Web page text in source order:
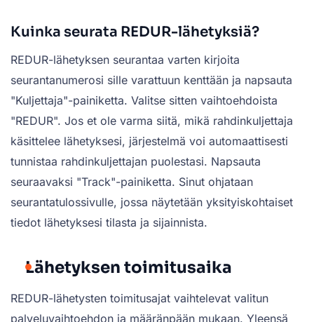
Kuinka seurata REDUR-lähetyksiä?
REDUR-lähetyksen seurantaa varten kirjoita
seurantanumerosi sille varattuun kenttään ja napsauta
"Kuljettaja"-painiketta. Valitse sitten vaihtoehdoista
"REDUR". Jos et ole varma siitä, mikä rahdinkuljettaja
käsittelee lähetyksesi, järjestelmä voi automaattisesti
tunnistaa rahdinkuljettajan puolestasi. Napsauta
seuraavaksi "Track"-painiketta. Sinut ohjataan
seurantatulossivulle, jossa näytetään yksityiskohtaiset
tiedot lähetyksesi tilasta ja sijainnista.
Lähetyksen toimitusaika
REDUR-lähetysten toimitusajat vaihtelevat valitun
palveluvaihtoehdon ja määränpään mukaan. Yleensä